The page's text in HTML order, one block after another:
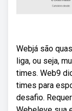
Webjá são
liga, ou seja,
times. Web9
times para
desafio.